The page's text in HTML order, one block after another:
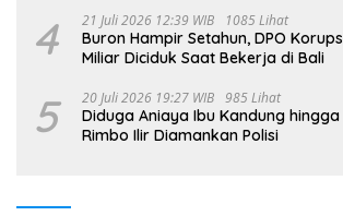
4 21 Juli 2026 12:39 WIB 1085 Lihat
Buron Hampir Setahun, DPO
Miliar Diciduk Saat Bekerja di Bali
5 20 Juli 2026 19:27 WIB 985 Lihat
Diduga Aniaya Ibu Kandung hingga
Rimbo Ilir Diamankan Polisi